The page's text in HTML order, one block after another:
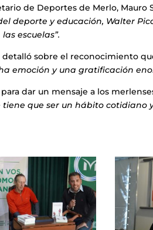
de Deportes de Merlo, Mauro
deporte y educación, Walter
escuelas”.
detalló sobre el reconocimiento
emoción y una gratificación
dar un mensaje a los
tiene que ser un hábito cotidiano